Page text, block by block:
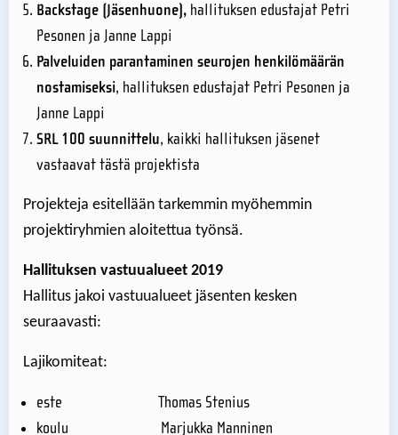
Backstage (Jäsenhuone), hallituksen edustajat Petri
Pesonen ja Janne Lappi
Palveluiden parantaminen seurojen henkilömäärän
nostamiseksi, hallituksen edustajat Petri Pesonen ja
Janne Lappi
SRL 100 suunnittelu, kaikki hallituksen jäsenet
vastaavat tästä projektista
Projekteja esitellään tarkemmin myöhemmin
projektiryhmien aloitettua työnsä.
Hallituksen vastuualueet 2019
Hallitus jakoi vastuualueet jäsenten kesken
seuraavasti:
Lajikomiteat:
este Thomas Stenius
koulu Marjukka Manninen